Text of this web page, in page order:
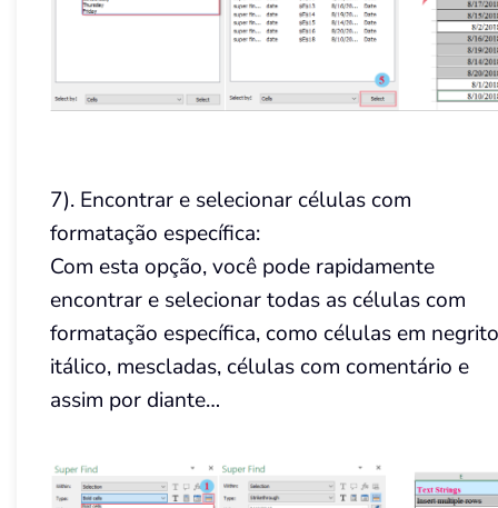
7). Encontrar e selecionar células com
formatação específica:
Com esta opção, você pode rapidamente
encontrar e selecionar todas as células com
formatação específica, como células em
itálico, mescladas, células com comentário e
assim por diante…